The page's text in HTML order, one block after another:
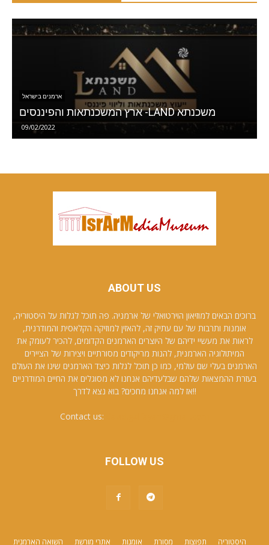
ארמנים בישראל
סטודיו סופי
10/01/2021
ABOUT US
ברוכים הבאים למוזיאון הוירטואלי של ארמניה. פה תוכל לגלות על היסטוריה,
אומנות ותרבות של עם עתיק זה, להאזין למוזיקה הקלאסית והמודרנית,
לראות את מעשיי ידיהם של היוצרים הארמנים הקדומים, להכיר לעומק את
המיתולוגיה הארמנית, להנות מריקודים מסורתיים ויצירות של הציירים
הארמנים בעלי שם עולמי, כמו כן תוכל לגלות כיצד הארמנים שינו את העולם
בעזרת ההמצאות שלהם שבלעדיהם אנחנו לא מסוגלים את החיים המודרניים
!!אז למה אנחנו מחכים? בוא נצא לדרך
Contact us:
FOLLOW US
השואה הארמנית אתרי מורשת אומנות מסורת תפוצות היסטוריה